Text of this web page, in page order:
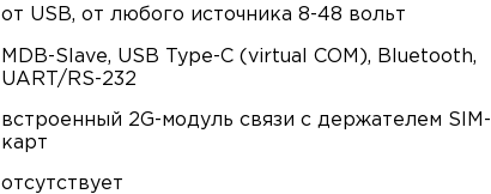
от USB, от любого источника 8-48 вольт
MDB-Slave, USB Type-C (virtual COM), Bluetooth,
UART/RS-232
встроенный 2G-модуль связи с держателем SIM-
карт
отсутствует